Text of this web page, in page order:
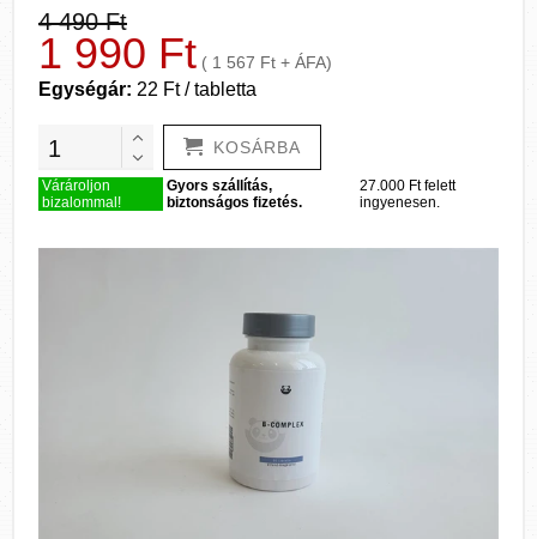
4 490 Ft
1 990 Ft ( 1 567 Ft + ÁFA)
Egységár: 22 Ft / tabletta
KOSÁRBA
Várároljon
bizalommal!
Gyors szállítás,
biztonságos fizetés.
27.000 Ft felett
ingyenesen.